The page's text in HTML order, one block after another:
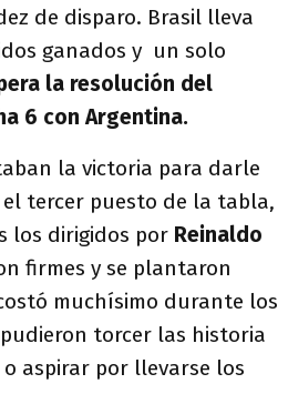
de disparo. Brasil lleva
ganados y un solo
la resolución del
6 con Argentina.
la victoria para darle
el tercer puesto de la tabla,
los dirigidos por Reinaldo
firmes y se plantaron
muchísimo durante los
torcer las historia
aspirar por llevarse los